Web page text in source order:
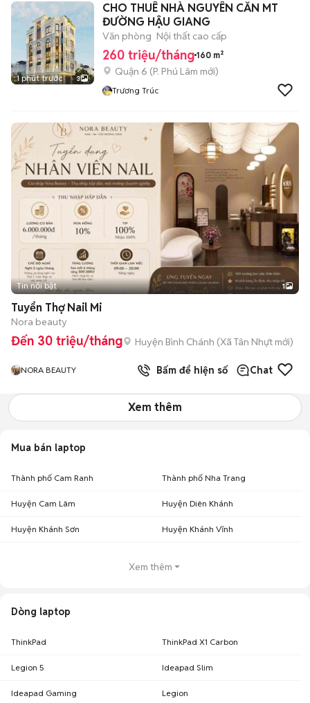
1 phút trước 3
CHO THUÊ NHÀ NGUYÊN CĂN MT
ĐƯỜNG HẬU GIANG
Văn phòng Nội thất cao cấp
260 triệu/tháng 160 m²
Quận 6 (P. Phú Lâm mới)
Trương Trúc
Tin nổi bật 1
Tuyển Thợ Nail Mi
Nora beauty
Đến 30 triệu/tháng Huyện Bình Chánh (Xã Tân Nhựt mới)
NORA BEAUTY Bấm để hiện số Chat
Xem thêm
Mua bán laptop
Thành phố Cam Ranh Thành phố Nha Trang
Huyện Cam Lâm Huyện Diên Khánh
Huyện Khánh Sơn Huyện Khánh Vĩnh
Xem thêm
Dòng laptop
ThinkPad ThinkPad X1 Carbon
Legion 5 Ideapad Slim
Ideapad Gaming Legion